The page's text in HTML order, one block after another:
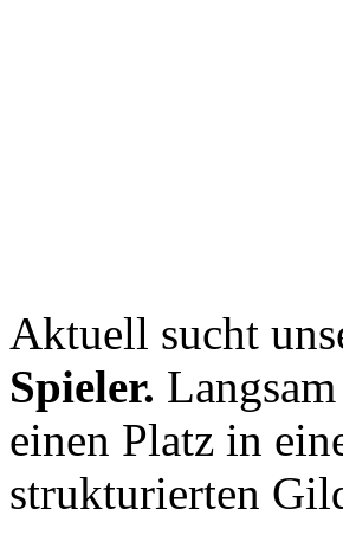
Aktuell sucht
Spieler.
einen Platz in
strukturierten